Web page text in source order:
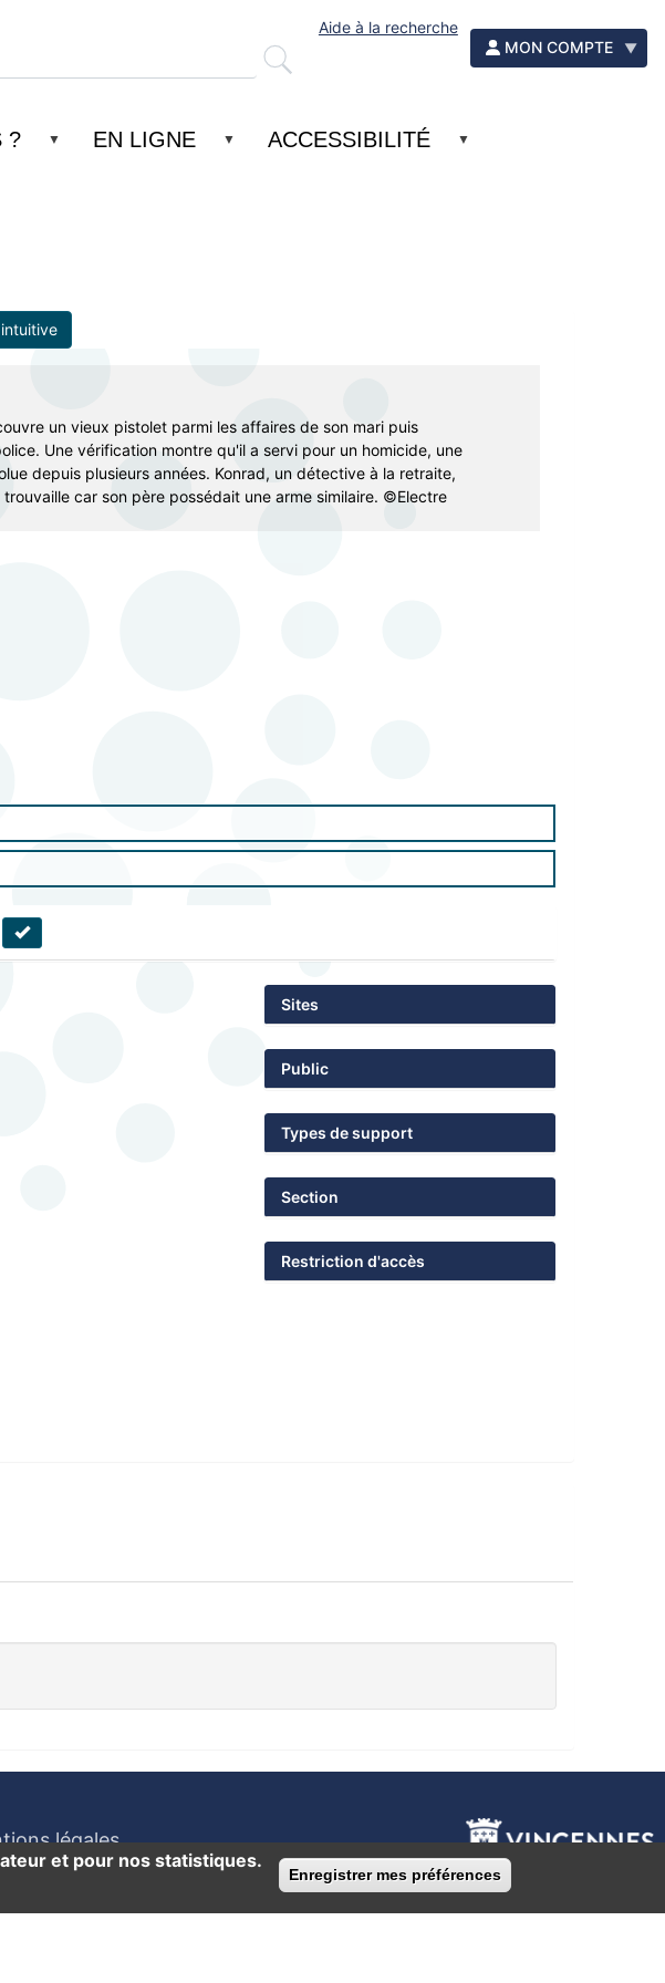
Aide à la recherche
MON COMPTE
? EN LIGNE ACCESSIBILITÉ
un vieux pistolet parmi les affaires de son mari puis
Une vérification montre qu'il a servi pour un homicide, une
depuis plusieurs années. Konrad, un détective à la retraite,
trouvaille car son père possédait une arme similaire. ©Electre
Sites
Public
Types de support
Section
Restriction d'accès
légales
et pour nos statistiques.
Enregistrer mes préférences